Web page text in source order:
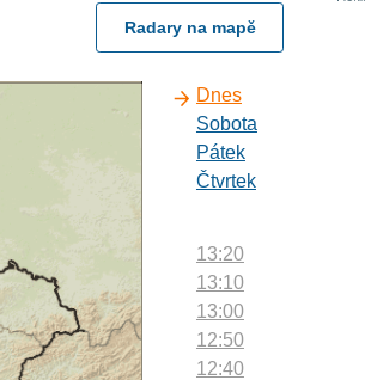
Radary na mapě
Dnes
Sobota
Pátek
Čtvrtek
13:20
13:10
13:00
12:50
12:40